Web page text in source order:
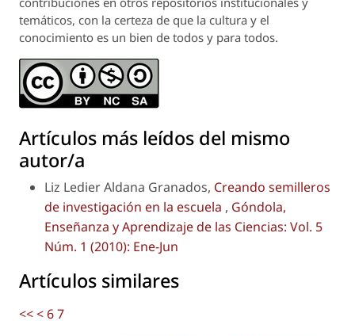
temáticos, con la certeza de que la cultura y el
conocimiento es un bien de todos y para todos.
Artículos más leídos del mismo
autor/a
Liz Ledier Aldana Granados, Creando semilleros
de investigación en la escuela , Góndola,
Enseñanza y Aprendizaje de las Ciencias: Vol. 5
Núm. 1 (2010): Ene-Jun
Artículos similares
<<<67